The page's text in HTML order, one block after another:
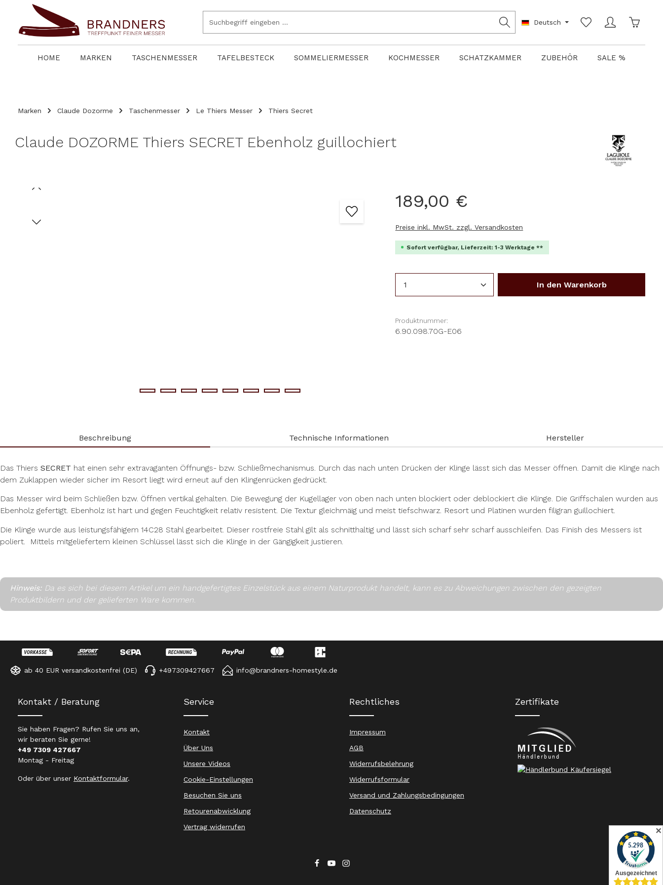
Zur Hauptnavigation springen
Deutsch
HOME MARKEN TASCHENMESSER TAFELBESTECK SOMMELIERMESSER KOCHMESSER SCHATZKAMMER ZUBEHÖR SALE %
Marken Claude Dozorme Taschenmesser Le Thiers Messer Thiers Secret
Claude DOZORME Thiers SECRET Ebenholz guillochiert
Bildergalerie überspringen 189,00 €
Preise inkl. MwSt. zzgl. Versandkosten
Sofort verfügbar, Lieferzeit: 1-3 Werktage **
Produkt Anzahl: Gib den gewünschten Wert
In den Warenkorb
Produktnummer:
6.90.098.70G-E06
Beschreibung Technische Informationen Hersteller
Das Thiers SECRET hat einen sehr extravaganten Öffnungs- bzw. Schließmechanismus. Durch das nach unten Drücken der Klinge lässt sich das Messer öffnen. Damit die Klinge nach
dem Zuklappen wieder sicher im Resort liegt wird erneut auf den Klingenrücken gedrückt.
Das Messer wird beim Schließen bzw. Öffnen vertikal gehalten. Die Bewegung der Kugellager von oben nach unten blockiert oder deblockiert die Klinge. Die Griffschalen wurden aus
Ebenholz gefertigt. Ebenholz ist hart und gegen Feuchtigkeit relativ resistent. Die Textur gleichmäig und meist tiefschwarz. Resort und Platinen wurden filigran guillochiert.
Die Klinge wurde aus leistungsfähigem 14C28 Stahl gearbeitet. Dieser rostfreie Stahl gilt als schnitthaltig und lässt sich scharf sehr scharf ausschleifen. Das Finish des Messers ist
poliert. Mittels mitgeliefertem kleinen Schlüssel lässt sich die Klinge in der Gängigkeit justieren.
Hinweis: Da es sich bei diesem Artikel um ein handgefertigtes Einzelstück aus einem Naturprodukt handelt, kann es zu Abweichungen zwischen den gezeigten
Produktbildern und der gelieferten Ware kommen.
ab 40 EUR versandkostenfrei (DE) +497309427667 info@brandners-homestyle.de
Kontakt / Beratung
Sie haben Fragen? Rufen Sie uns an,
wir beraten Sie gerne!
+49 7309 427667
Montag - Freitag
Oder über unser Kontaktformular.
Service
Kontakt
Über Uns
Unsere Videos
Cookie-Einstellungen
Besuchen Sie uns
Retourenabwicklung
Vertrag widerrufen
Rechtliches
Impressum
AGB
Widerrufsbelehrung
Widerrufsformular
Versand und Zahlungsbedingungen
Datenschutz
Zertifikate
✕